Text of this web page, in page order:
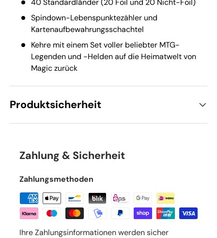
Spindown-Lebenspunktezähler und
Kartenaufbewahrungsschachtel
Kehre mit einem Set voller beliebter MTG-
Legenden und -Helden auf die Heimatwelt von
Magic zurück
Produktsicherheit
Zahlung & Sicherheit
Zahlungsmethoden
Ihre Zahlungsinformationen werden sicher